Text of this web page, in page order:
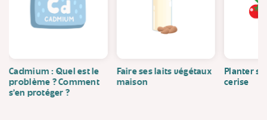
Cadmium : Quel est le
problème ? Comment
s’en protéger ?
Faire ses laits végétaux
maison
Planter
cerise